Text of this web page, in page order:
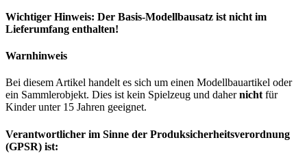
Wichtiger Hinweis: Der Basis-Modellbausatz ist nicht im
Lieferumfang enthalten!
Warnhinweis
Bei diesem Artikel handelt es sich um einen Modellbauartikel oder
ein Sammlerobjekt. Dies ist kein Spielzeug und dahernicht für
Kinder unter 15 Jahren geeignet.
Verantwortlicher im Sinne der Produksicherheitsverordnung
(GPSR) ist: